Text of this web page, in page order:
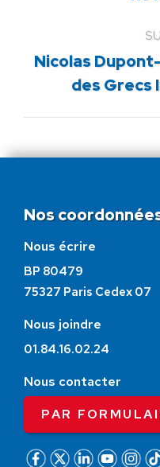
Nicolas
des Grecs
Nos
Nous écrire
BP 80479
75327 Paris Cedex 07
Nous joindre
01.84.16.02.24
Nous contacter
PAR